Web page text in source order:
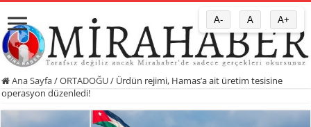
Ana Sayfa/ORTADOĞU/ Ürdün rejimi, Hamas’a ait üretim tesisine
operasyon düzenledi!
A- A A+